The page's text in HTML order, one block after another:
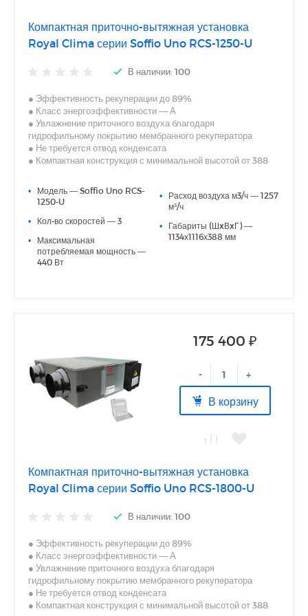
Компактная приточно-вытяжная установка
Royal Clima серии Soffio Uno RCS-1250-U
В наличии: 100
● Эффективность рекуперации до 89%
● Класс энергоэффективности — А
● Увлажнение приточного воздуха благодаря
гидрофильному покрытию мембранного рекуператора
● Не требуется отвод конденсата
● Компактная конструкция с минимальной высотой от 388
● Универсальный монтаж — горизонтальный (стандартно
или в перевернутом положении) или вертикальный
● Минимальный уровень шума — от 34 дБ(А)
● Энергоэффективные 3-скоростные АС-двигатели
● Встроенная система автоматики с пультом управления в
комплекте
● Центролизованое управление внешними опциональными
режимы работы при низких температурах воздуха
● Многоуровневый недельный таймер
•
Модель — Soffio Uno RCS-
1250-U
•
Кол-во скоростей — 3
•
Максимальная
потребляемая мощность —
440 Вт
•
Расход воздуха м3/ч — 1257
м³/ч
•
Габариты (ШxВxГ) —
1134х1116х388 мм
175 400 ₽
- +
В корзину
Компактная приточно-вытяжная установка
Royal Clima серии Soffio Uno RCS-1800-U
В наличии: 100
● Эффективность рекуперации до 89%
● Класс энергоэффективности — А
● Увлажнение приточного воздуха благодаря
гидрофильному покрытию мембранного рекуператора
● Не требуется отвод конденсата
● Компактная конструкция с минимальной высотой от 388